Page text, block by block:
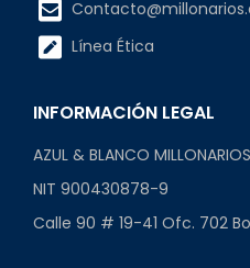
Línea Ética
INFORMACIÓN LEGAL
AZUL & BLANCO
NIT 900430878-9
Calle 90 # 19-41 Ofc. 702